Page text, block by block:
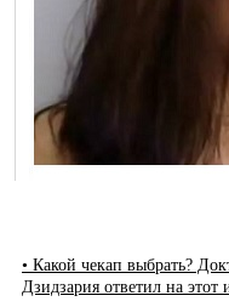
• Какой чекап выбрать?
Дзидзария ответил на